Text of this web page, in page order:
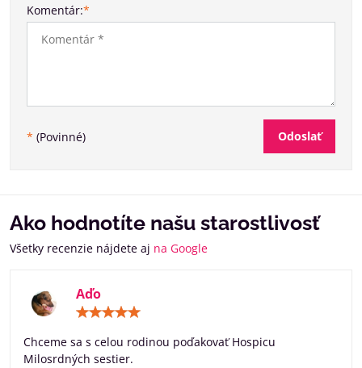
Komentár:*
* (Povinné) Odoslať
Ako hodnotíte našu starostlivosť
Všetky recenzie nájdete aj na Google
Aďo
5
Chceme sa s celou rodinou poďakovať Hospicu
Milosrdných sestier.